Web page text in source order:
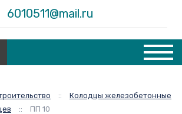
6010511@mail.ru
::
Колодцы железобетонные
:: ПП 10